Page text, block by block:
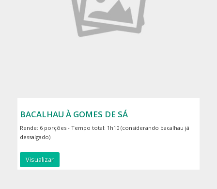
BACALHAU À GOMES DE SÁ
Rende: 6 porções - Tempo total: 1h10 (considerando bacalhau já
dessalgado)
Visualizar